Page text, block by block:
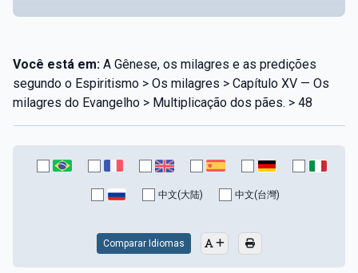
Você está em: A Gênese, os milagres e as predições
segundo o Espiritismo > Os milagres > Capítulo XV — Os
milagres do Evangelho > Multiplicação dos pães. > 48
中文(大陆) 中文(台灣)
Comparar Idiomas